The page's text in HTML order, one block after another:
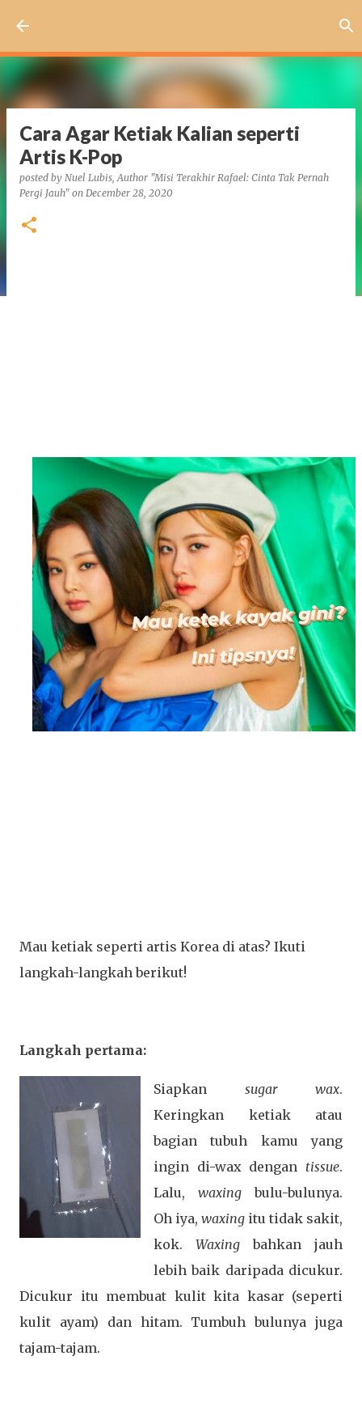
Cara Agar Ketiak Kalian seperti
Artis K-Pop
posted by Nuel Lubis, Author "Misi Terakhir Rafael: Cinta Tak Pernah
Pergi Jauh" on December 28, 2020
Mau ketiak seperti artis Korea di atas? Ikuti
langkah-langkah berikut!
Langkah pertama:
Siapkan sugar wax.
Keringkan ketiak atau
bagian tubuh kamu yang
ingin di-wax dengan tissue.
Lalu, waxing bulu-bulunya.
Oh iya, waxing itu tidak sakit,
kok. Waxing bahkan jauh
lebih baik daripada dicukur.
Dicukur itu membuat kulit kita kasar (seperti
kulit ayam) dan hitam. Tumbuh bulunya juga
tajam-tajam.